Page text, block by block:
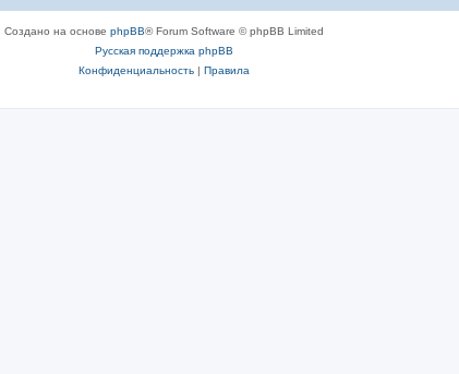
Создано на основе phpBB® Forum Software © phpBB Limited
Русская поддержка phpBB
Конфиденциальность| Правила